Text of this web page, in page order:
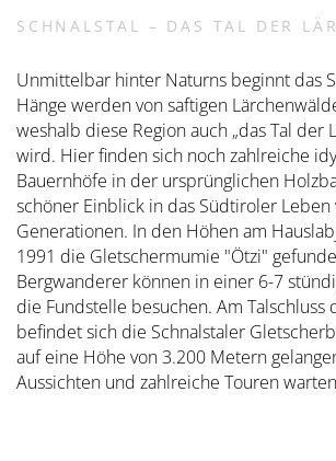
SCHNALSTAL – DAS TAL DER
Unmittelbar hinter Naturns beginnt das
Hänge werden von saftigen
weshalb diese Region auch „das Tal der
wird. Hier finden sich noch zahlreiche
Bauernhöfe in der ursprünglichen
schöner Einblick in das Südtiroler Leben
Generationen. In den Höhen am
1991 die Gletschermumie "Ötzi"
Bergwanderer können in einer 6-7
die Fundstelle besuchen. Am Talschluss
befindet sich die Schnalstaler
auf eine Höhe von 3.200 Metern
Aussichten und zahlreiche Touren